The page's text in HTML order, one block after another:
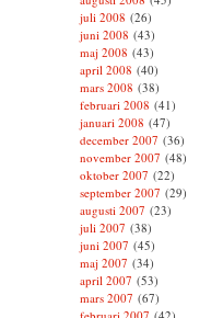
juli 2008 (26)
juni 2008 (43)
maj 2008 (43)
april 2008 (40)
mars 2008 (38)
februari 2008 (41)
januari 2008 (47)
december 2007 (36)
november 2007 (48)
oktober 2007 (22)
september 2007 (29)
augusti 2007 (23)
juli 2007 (38)
juni 2007 (45)
maj 2007 (34)
april 2007 (53)
mars 2007 (67)